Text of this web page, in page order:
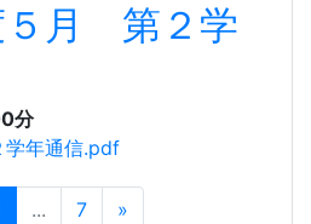
５月 第２学
分
年通信.pdf
... 7 »